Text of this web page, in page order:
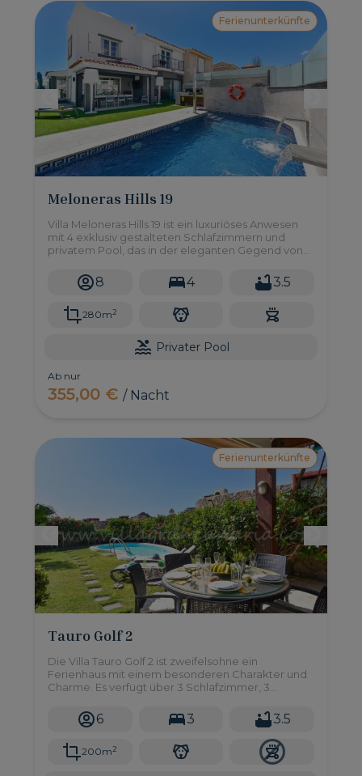
Ferienunterkünfte
Meloneras Hills 19
Villa Meloneras Hills 19 ist ein luxuriöses Anwesen
mit 4 exklusiv gestalteten Schlafzimmern und
privatem Pool, das in der eleganten Gegend von
8 4 3.5
280m2
Privater Pool
Ab nur
355,00 €/ Nacht
Ferienunterkünfte
Tauro Golf 2
Die Villa Tauro Golf 2 ist zweifelsohne ein
Ferienhaus mit einem besonderen Charakter und
Charme. Es verfügt über 3 Schlafzimmer, 3
6 3 3.5
200m2